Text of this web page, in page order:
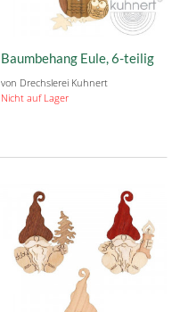
Baumbehang Eule, 6-teilig
von Drechslerei Kuhnert
Nicht auf Lager